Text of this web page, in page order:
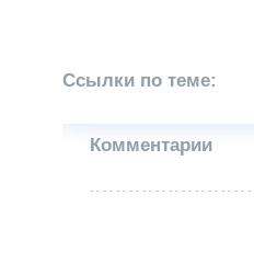
Ссылки по теме:
Комментарии